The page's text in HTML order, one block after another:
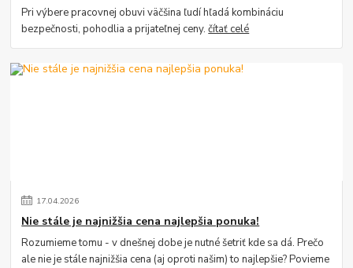
Pri výbere pracovnej obuvi väčšina ľudí hľadá kombináciu
bezpečnosti, pohodlia a prijateľnej ceny.čítať celé
17.04.2026
Nie stále je najnižšia cena najlepšia ponuka!
Rozumieme tomu - v dnešnej dobe je nutné šetriť kde sa dá. Prečo
ale nie je stále najnižšia cena (aj oproti našim) to najlepšie? Povieme